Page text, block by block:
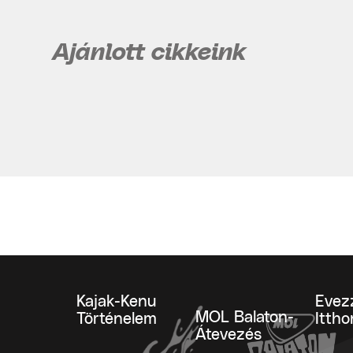
Ajánlott cikkeink
Kajak-Kenu
Történelem
MOL Balaton-
Átevezés